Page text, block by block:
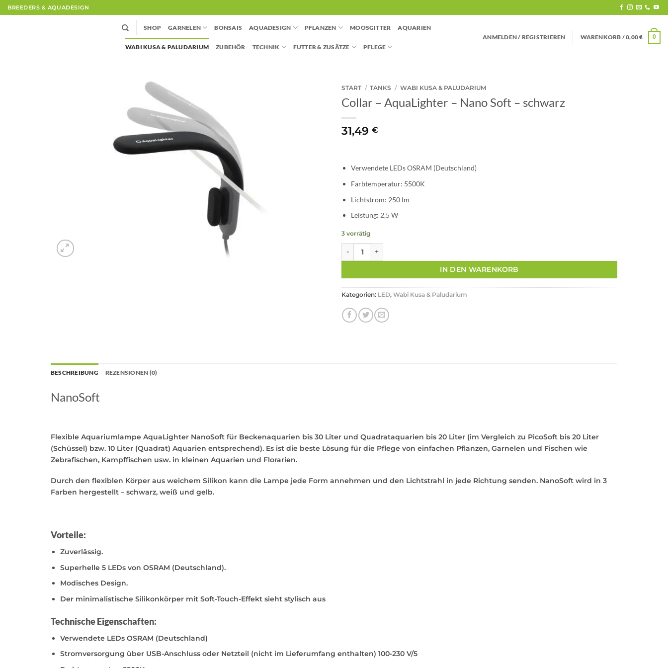
Zum
Inhalt
BREEDERS & AQUADESIGN
SHOP GARNELEN BONSAIS AQUADESIGN PFLANZEN MOOSGITTER AQUARIEN
WABI KUSA & PALUDARIUM ZUBEHÖR TECHNIK FUTTER & ZUSÄTZE PFLEGE
ANMELDEN / REGISTRIEREN WARENKORB /0,00€ 0
START / TANKS / WABI KUSA & PALUDARIUM
Collar – AquaLighter – Nano Soft – schwarz
31,49 €
Verwendete LEDs OSRAM (Deutschland)
Farbtemperatur: 5500K
Lichtstrom: 250 lm
Leistung: 2,5 W
3 vorrätig
IN DEN WARENKORB
Kategorien: LED, Wabi Kusa & Paludarium
BESCHREIBUNG REZENSIONEN (0)
NanoSoft
Flexible Aquariumlampe AquaLighter NanoSoft für Beckenaquarien bis 30 Liter und Quadrataquarien bis 20 Liter (im Vergleich zu PicoSoft bis 20 Liter
(Schüssel) bzw. 10 Liter (Quadrat) Aquarien entsprechend). Es ist die beste Lösung für die Pflege von einfachen Pflanzen, Garnelen und Fischen wie
Zebrafischen, Kampffischen usw. in kleinen Aquarien und Florarien.
Durch den flexiblen Körper aus weichem Silikon kann die Lampe jede Form annehmen und den Lichtstrahl in jede Richtung senden. NanoSoft wird in 3
Farben hergestellt – schwarz, weiß und gelb.
Vorteile:
Zuverlässig.
Superhelle 5 LEDs von OSRAM (Deutschland).
Modisches Design.
Der minimalistische Silikonkörper mit Soft-Touch-Effekt sieht stylisch aus
Technische Eigenschaften:
Verwendete LEDs OSRAM (Deutschland)
Stromversorgung über USB-Anschluss oder Netzteil (nicht im Lieferumfang enthalten) 100-230 V/5